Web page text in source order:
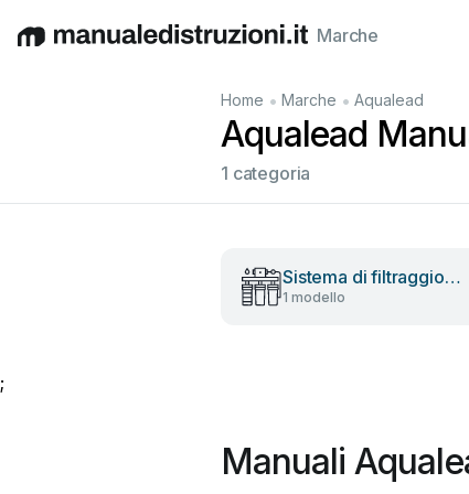
EnglishDeutschEspañol Italiano Français
Marche
Home • Marche • Aqualead
Aqualead
1 categoria
Sistema di filtraggio
dell'acqua
1 modello
;
Manuali